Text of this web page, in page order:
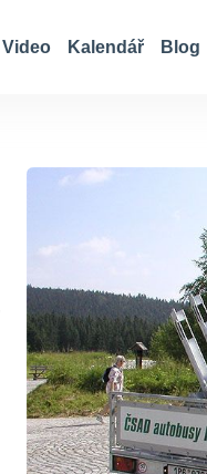
Video Kalendář Blog